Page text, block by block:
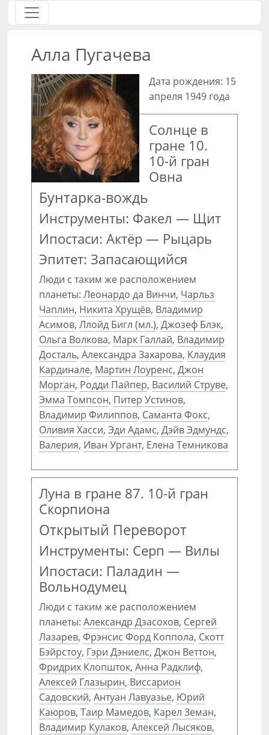
Алла Пугачева
Дата рождения: 15
апреля 1949 года
Солнце в
гране 10.
10-й гран
Овна
Бунтарка-вождь
Инструменты: Факел — Щит
Ипостаси: Актёр — Рыцарь
Эпитет: Запасающийся
Люди с таким же расположением
планеты: Леонардо да Винчи, Чарльз
Чаплин, Никита Хрущёв, Владимир
Асимов, Ллойд Бигл (мл.), Джозеф Блэк,
Ольга Волкова, Марк Галлай, Владимир
Досталь, Александра Захарова, Клаудия
Кардинале, Мартин Лоуренс, Джон
Морган, Родди Пайпер, Василий Струве,
Эмма Томпсон, Питер Устинов,
Владимир Филиппов, Саманта Фокс,
Оливия Хасси, Эди Адамс, Дэйв Эдмундс,
Валерия, Иван Ургант, Елена Темникова
Луна в гране 87. 10-й гран
Скорпиона
Открытый Переворот
Инструменты: Серп — Вилы
Ипостаси: Паладин —
Вольнодумец
Люди с таким же расположением
планеты: Александр Дзасохов, Сергей
Лазарев, Фрэнсис Форд Коппола, Скотт
Бэйрстоу, Гэри Дэниелс, Джон Веттон,
Фридрих Клопшток, Анна Радклиф,
Алексей Глазырин, Виссарион
Садовский, Антуан Лавуазье, Юрий
Каюров, Таир Мамедов, Карел Земан,
Владимир Кулаков, Алексей Лысяков,